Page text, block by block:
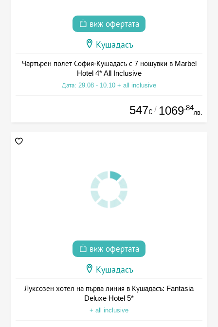
виж офертата
Кушадасъ
Чартърен полет София-Кушадасъ с 7 нощувки в Marbel
Hotel 4* All Inclusive
Дата: 29.08 - 10.10 + all inclusive
547€ / 1069.84
лв.
виж офертата
Кушадасъ
Луксозен хотел на първа линия в Кушадасъ: Fantasia
Deluxe Hotel 5*
+ all inclusive